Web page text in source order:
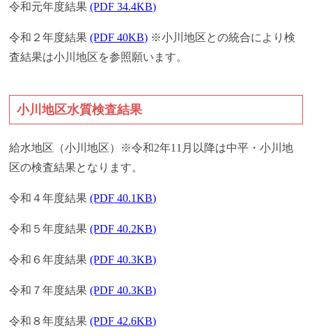
令和元年度結果(PDF 34.4KB)
令和２年度結果(PDF 40KB) ※小川地区との統合により検
査結果は小川地区を参照願います。
小川地区水質検査結果
給水地区（小川地区）※令和2年11月以降は中平・小川地
区の検査結果となります。
令和４年度結果(PDF 40.1KB)
令和５年度結果(PDF 40.2KB)
令和６年度結果(PDF 40.3KB)
令和７年度結果(PDF 40.3KB)
令和８年度結果(PDF 42.6KB)